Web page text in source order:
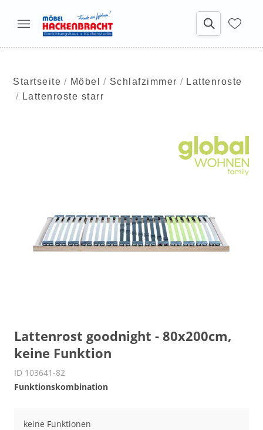
Startseite Möbel Schlafzimmer
Lattenroste
Lattenroste starr
Lattenrost goodnight - 80x200cm,
keine Funktion
ID 103641-82
Funktionskombination
keine Funktionen